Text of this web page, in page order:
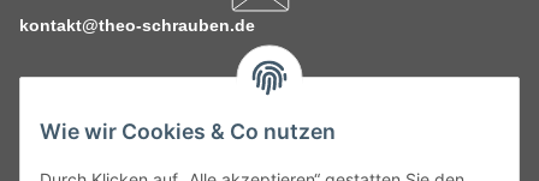
Wie wir Cookies & Co nutzen
kontakt@theo-schrauben.de